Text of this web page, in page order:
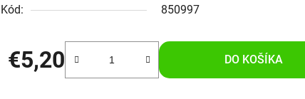
z
hviezdičiek.
Kód:
850997
€5,20
Jednotková cena:
DO KOŠÍKA